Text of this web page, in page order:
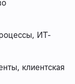
ИТ-
клиентская